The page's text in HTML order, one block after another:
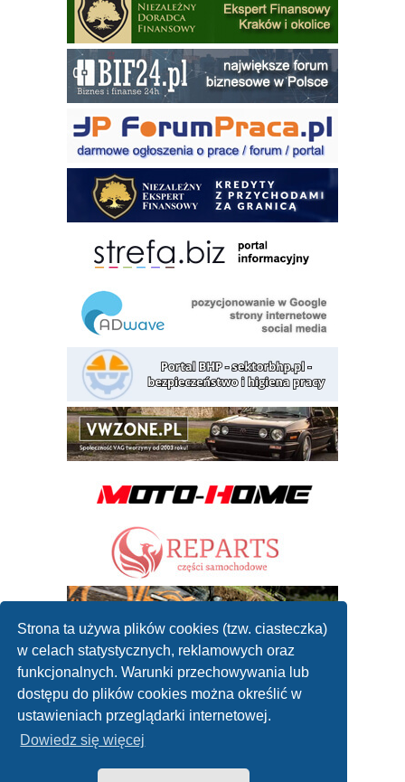
Strona ta używa plików cookies (tzw. ciasteczka)
w celach statystycznych, reklamowych oraz
funkcjonalnych. Warunki przechowywania lub
dostępu do plików cookies można określić w
ustawieniach przeglądarki internetowej.
Dowiedz się więcej